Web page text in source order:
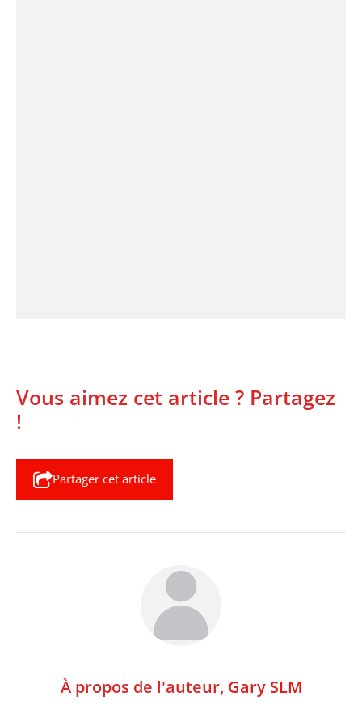
Vous aimez cet article ? Partagez
!
Partager cet article
À propos de l'auteur, Gary SLM